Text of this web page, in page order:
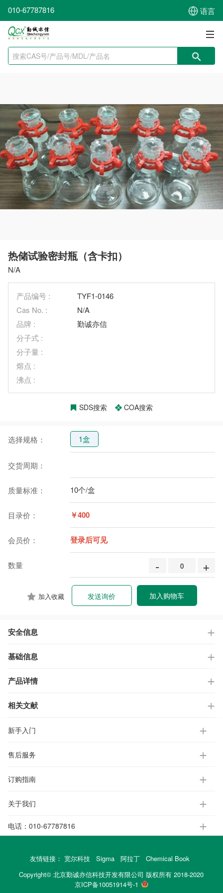
010-67787816 语言
热储试验密封瓶（含卡扣）
N/A
产品编号 :
TYF1-0146
Cas No. :
N/A
品牌 :
勤诚亦信
分子式 :
分子量 :
熔点 :
沸点 :
SDS搜索 COA搜索
选择规格： 1盒
交货周期：
质量标准： 10个/盒
目录价： ￥400
会员价： 登录后可见
数量 - +
加入收藏 加入购物车
发送询价
安全信息
基础信息
产品详情
相关文献
新手入门
售后服务
订购指南
关于我们
电话： 010-67787816
友情链接： 宽尔科技 Sigma 阿拉丁
Chemical Book
Copyright© 北京勤诚亦信科技开发有限公司 版权所有 2018-2020
京ICP备10051914号-1